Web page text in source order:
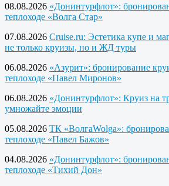
08.08.2026 «Донинтурфлот»:
теплоходе «Волга Стар»
07.08.2026 Cruise.ru: Эстетика купе и
не только круизы, но и ЖД туры
06.08.2026 «Азурит»: бронирование
теплоходе «Павел Миронов»
06.08.2026 «Донинтурфлот»: Круиз на
умножайте эмоции
05.08.2026 ТК «ВолгаWolga»:
теплоходе «Павел Бажов»
04.08.2026 «Донинтурфлот»:
теплоходе «Тихий Дон»